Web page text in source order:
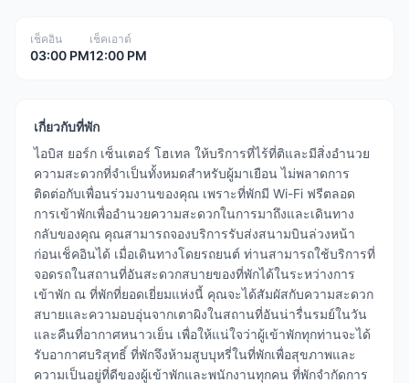
เช็คอิน
03:00 PM
เช็คเอาต์
12:00 PM
เกี่ยวกับที่พัก
ไอบิส ยอร์ก เซ็นเตอร์ โฮเทล ให้บริการที่ไร้ที่ติและมีสิ่งอำนวย
ความสะดวกที่จำเป็นทั้งหมดสำหรับผู้มาเยือน ไม่พลาดการ
ติดต่อกับเพื่อนร่วมงานของคุณ เพราะที่พักมี Wi-Fi ฟรีตลอด
การเข้าพักเพื่ออำนวยความสะดวกในการมาถึงและเดินทาง
กลับของคุณ คุณสามารถจองบริการรับส่งสนามบินล่วงหน้า
ก่อนเช็คอินได้ เมื่อเดินทางโดยรถยนต์ ท่านสามารถใช้บริการที่
จอดรถในสถานที่อันสะดวกสบายของที่พักได้ในระหว่างการ
เข้าพัก ณ ที่พักที่ยอดเยี่ยมแห่งนี้ คุณจะได้สัมผัสกับความสะดวก
สบายและความอบอุ่นจากเตาผิงในสถานที่อันน่ารื่นรมย์ในวัน
และคืนที่อากาศหนาวเย็น เพื่อให้แน่ใจว่าผู้เข้าพักทุกท่านจะได้
รับอากาศบริสุทธิ์ ที่พักจึงห้ามสูบบุหรี่ในที่พักเพื่อสุขภาพและ
ความเป็นอยู่ที่ดีของผู้เข้าพักและพนักงานทุกคน ที่พักจำกัดการ